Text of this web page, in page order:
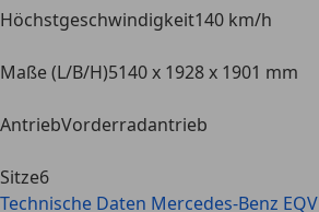
Höchstgeschwindigkeit140 km/h
Maße (L/B/H)5140 x 1928 x 1901 mm
AntriebVorderradantrieb
Sitze6
Technische Daten Mercedes-Benz EQV